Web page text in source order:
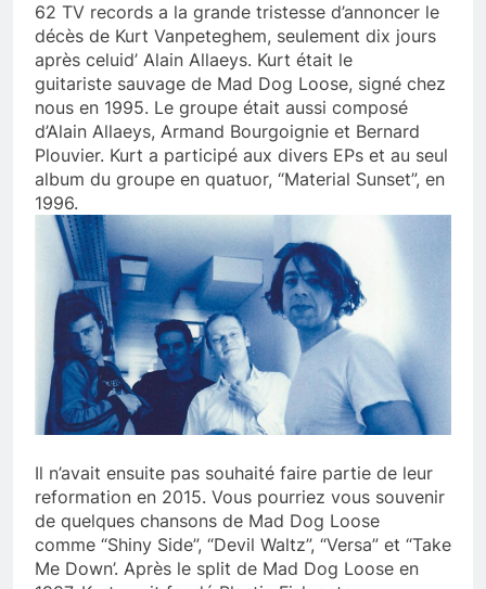
62 TV records a la grande tristesse d’annoncer le
décès de Kurt Vanpeteghem, seulement dix jours
après celuid’ Alain Allaeys. Kurt était le
guitariste sauvage de Mad Dog Loose, signé chez
nous en 1995. Le groupe était aussi composé
d’Alain Allaeys, Armand Bourgoignie et Bernard
Plouvier. Kurt a participé aux divers EPs et au seul
album du groupe en quatuor, “Material Sunset”, en
1996.
Il n’avait ensuite pas souhaité faire partie de leur
reformation en 2015. Vous pourriez vous souvenir
de quelques chansons de Mad Dog Loose
comme “Shiny Side”, “Devil Waltz”, “Versa” et “Take
Me Down’. Après le split de Mad Dog Loose en